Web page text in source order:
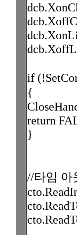
if
{
return
}
//타임 아